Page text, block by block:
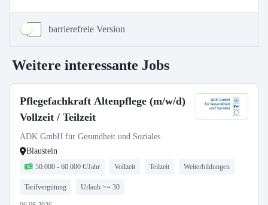
barrierefreie Version
Weitere interessante Jobs
Pflegefachkraft Altenpflege (m/w/d)
Vollzeit / Teilzeit
ADK GmbH für Gesundheit und Soziales
Blaustein
50.000 - 60.000 €/Jahr Vollzeit Teilzeit Weiterbildungen
Tarifvergütung Urlaub >= 30